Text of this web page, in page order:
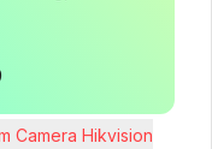
Camera Hikvision